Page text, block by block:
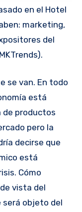
en el Hotel
marketing,
del
está
de productos
pero la
decirse que
está
Cómo
vista del
será objeto del